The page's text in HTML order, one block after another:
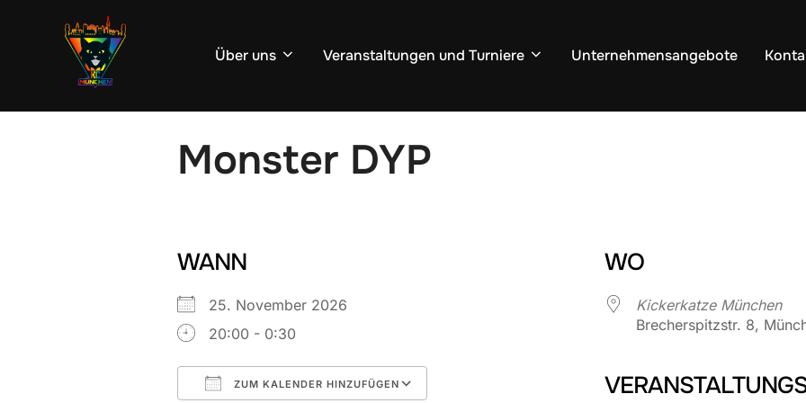
Über uns Veranstaltungen und Turniere Unternehmensangebote
Monster DYP
WANN
25. November 2026
20:00 - 0:30
ZUM KALENDER HINZUFÜGEN
WO
Kickerkatze München
Brecherspitzstr. 8,